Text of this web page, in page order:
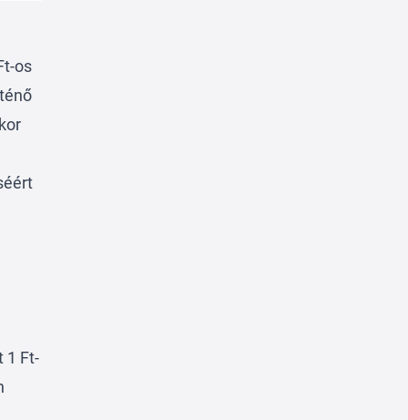
os
1 Ft-